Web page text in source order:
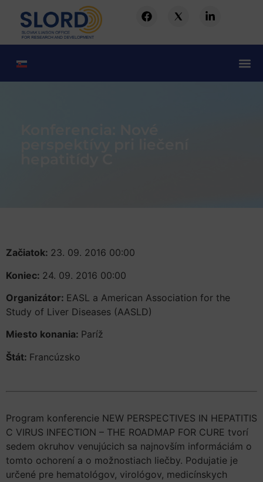
Začiatok: 23. 09. 2016 00:00
Koniec: 24. 09. 2016 00:00
Organizátor: EASL a American Association for the
Study of Liver Diseases (AASLD)
Miesto konania: Paríž
Štát: Francúzsko
Program konferencie NEW PERSPECTIVES IN HEPATITIS
C VIRUS INFECTION – THE ROADMAP FOR CURE tvorí
sedem okruhov venujúcich sa najnovším informáciám o
tomto ochorení a o možnostiach liečby. Podujatie je
určené pre hematológov, virológov, medicínskych